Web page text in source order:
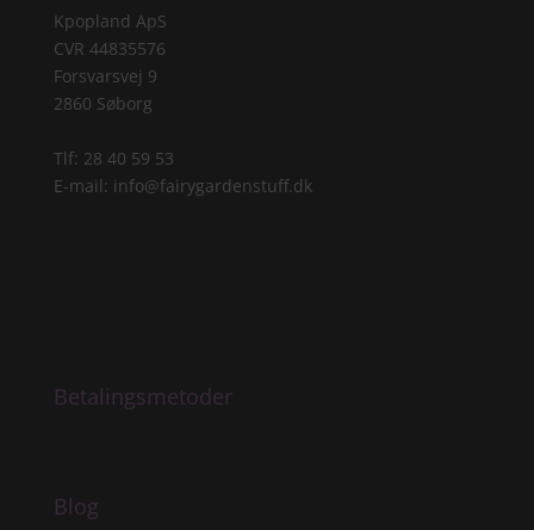
Kpopland ApS
CVR 44835576
Forsvarsvej 9
2860 Søborg
Tlf: 28 40 59 53
E-mail: info@fairygardenstuff.dk
Betalingsmetoder
Blog